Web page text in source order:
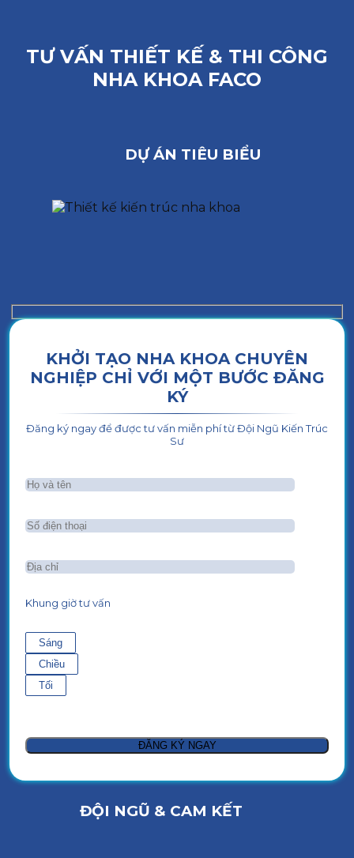
TƯ VẤN THIẾT KẾ & THI CÔNG
NHA KHOA FACO
DỰ ÁN TIÊU BIỂU
KHỞI TẠO NHA KHOA CHUYÊN
NGHIỆP CHỈ VỚI MỘT BƯỚC ĐĂNG
KÝ
Đăng ký ngay để được tư vấn miễn phí từ Đội Ngũ Kiến Trúc
Sư
Khung giờ tư vấn
Sáng
Chiều
Tối
ĐỘI NGŨ & CAM KẾT